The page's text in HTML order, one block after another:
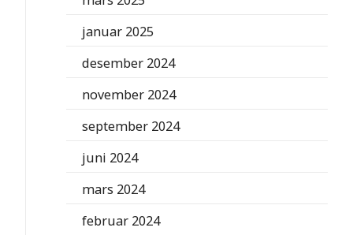
januar 2025
desember 2024
november 2024
september 2024
juni 2024
mars 2024
februar 2024